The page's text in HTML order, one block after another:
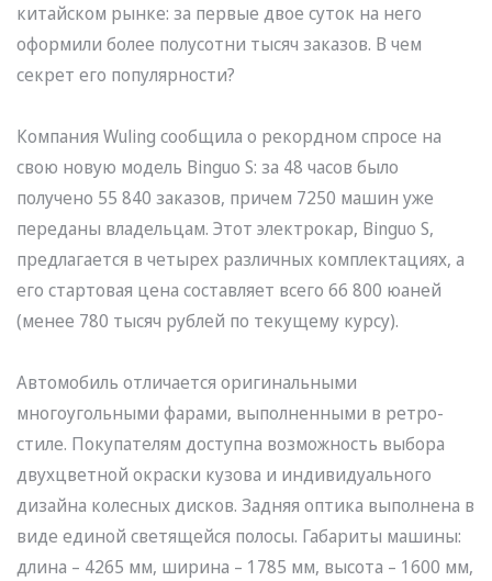
китайском рынке: за первые двое суток на него
оформили более полусотни тысяч заказов. В чем
секрет его популярности?
Компания Wuling сообщила о рекордном спросе на
свою новую модель Binguo S: за 48 часов было
получено 55 840 заказов, причем 7250 машин уже
переданы владельцам. Этот электрокар, Binguo S,
предлагается в четырех различных комплектациях, а
его стартовая цена составляет всего 66 800 юаней
(менее 780 тысяч рублей по текущему курсу).
Автомобиль отличается оригинальными
многоугольными фарами, выполненными в ретро-
стиле. Покупателям доступна возможность выбора
двухцветной окраски кузова и индивидуального
дизайна колесных дисков. Задняя оптика выполнена в
виде единой светящейся полосы. Габариты машины:
длина – 4265 мм, ширина – 1785 мм, высота – 1600 мм,